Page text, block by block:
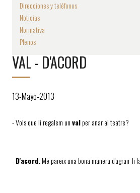
Direcciones y teléfonos
Noticias
Normativa
Plenos
VAL - D'ACORD
13-Mayo-2013
- Vols que li regalem unvalper anar al teatre?
-D'acord. Me pareix una bona manera d'agrair-li